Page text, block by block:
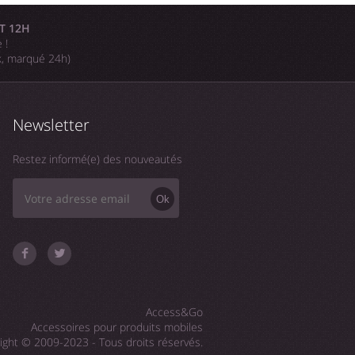
12H
!
marqué 24h)
Newsletter
Restez informé(e) des nouveautés
Ok
Access&Go
Accessoires pour produits mobiles
© 2009-2023 - Tous droits réservés.